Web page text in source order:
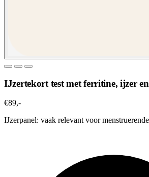
IJzertekort test met ferritine, ijzer
€89,-
IJzerpanel: vaak relevant voor